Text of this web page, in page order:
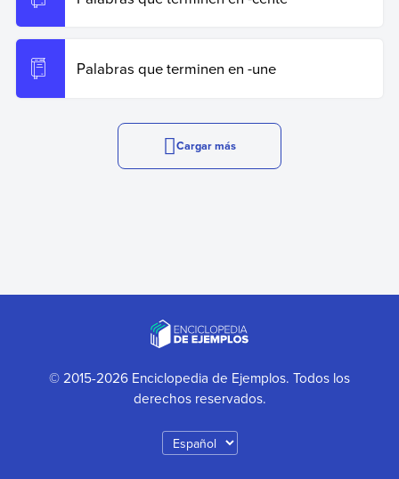
Palabras que terminen en -une
Cargar más
© 2015-2026 Enciclopedia de Ejemplos. Todos los
derechos reservados.